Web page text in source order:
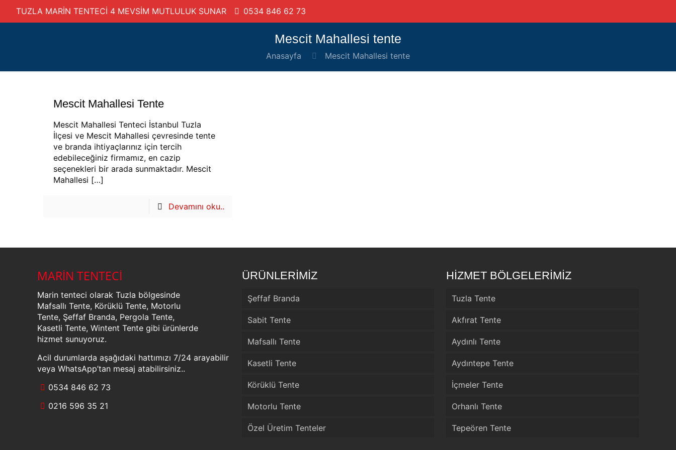
TUZLA MARİN TENTECİ 4 MEVSİM MUTLULUK SUNAR 0534 846 62 73
Mescit Mahallesi tente
Anasayfa Mescit Mahallesi tente
Mescit Mahallesi Tente
Mescit Mahallesi Tenteci İstanbul Tuzla
İlçesi ve Mescit Mahallesi çevresinde tente
ve branda ihtiyaçlarınız için tercih
edebileceğiniz firmamız, en cazip
seçenekleri bir arada sunmaktadır. Mescit
Mahallesi […]
Devamını oku..
MARİN TENTECİ
Marin tenteci olarak Tuzla bölgesinde
Mafsallı Tente, Körüklü Tente, Motorlu
Tente, Şeffaf Branda, Pergola Tente,
Kasetli Tente, Wintent Tente gibi ürünlerde
hizmet sunuyoruz.
Acil durumlarda aşağıdaki hattımızı 7/24 arayabilir
veya WhatsApp’tan mesaj atabilirsiniz..
0534 846 62 73
0216 596 35 21
ÜRÜNLERİMİZ
Şeffaf Branda
Sabit Tente
Mafsallı Tente
Kasetli Tente
Körüklü Tente
Motorlu Tente
Özel Üretim Tenteler
HİZMET BÖLGELERİMİZ
Tuzla Tente
Akfırat Tente
Aydınlı Tente
Aydıntepe Tente
İçmeler Tente
Orhanlı Tente
Tepeören Tente